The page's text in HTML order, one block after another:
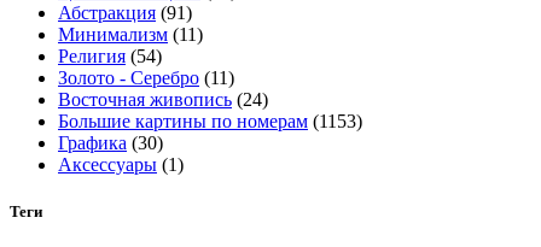
Абстракция (91)
Минимализм (11)
Религия (54)
Золото - Серебро (11)
Восточная живопись (24)
Большие картины по номерам (1153)
Графика (30)
Аксессуары (1)
Теги